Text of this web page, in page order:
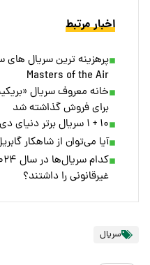
اخبار مرتبط
Masters of the Air
برای فروش گذاشته شد
۱۰ + ۱ سریال برتر دنیای دی سی
آیا می‌توان از شاهکار
غیرقانونی را داشتند؟
سریال